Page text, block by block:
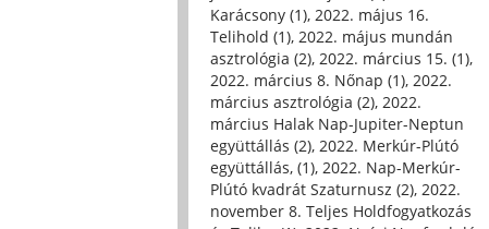
Karácsony (1), 2022. május 16.
Telihold (1), 2022. május mundán
asztrológia (2), 2022. március 15. (1),
2022. március 8. Nőnap (1), 2022.
március asztrológia (2), 2022.
március Halak Nap-Jupiter-Neptun
együttállás (2), 2022. Merkúr-Plútó
együttállás, (1), 2022. Nap-Merkúr-
Plútó kvadrát Szaturnusz (2), 2022.
november 8. Teljes Holdfogyatkozás